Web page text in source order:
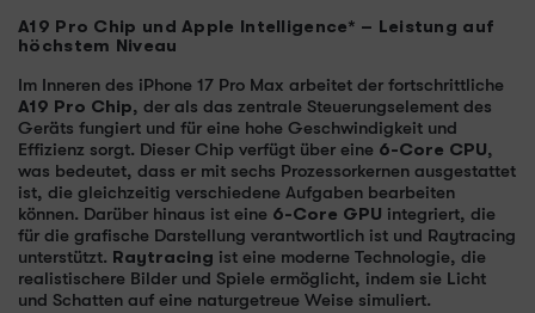
A19 Pro Chip und Apple Intelligence* – Leistung auf
höchstem Niveau
Im Inneren des iPhone 17 Pro Max arbeitet der fortschrittliche
A19 Pro Chip, der als das zentrale Steuerungselement des
Geräts fungiert und für eine hohe Geschwindigkeit und
Effizienz sorgt. Dieser Chip verfügt über eine 6-Core CPU,
was bedeutet, dass er mit sechs Prozessorkernen ausgestattet
ist, die gleichzeitig verschiedene Aufgaben bearbeiten
können. Darüber hinaus ist eine 6-Core GPU integriert, die
für die grafische Darstellung verantwortlich ist und Raytracing
unterstützt. Raytracing ist eine moderne Technologie, die
realistischere Bilder und Spiele ermöglicht, indem sie Licht
und Schatten auf eine naturgetreue Weise simuliert.